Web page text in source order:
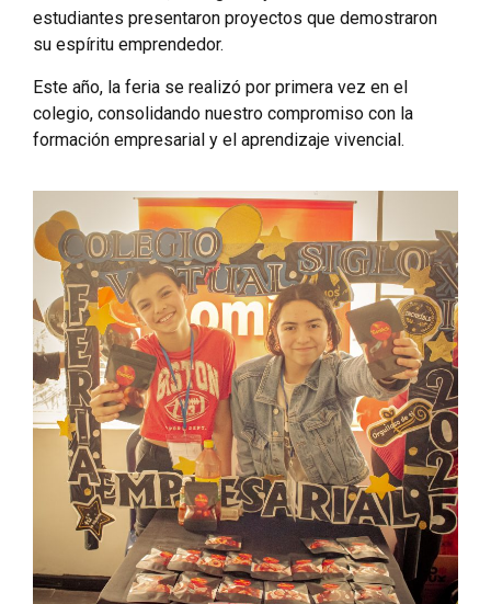
estudiantes presentaron proyectos que demostraron
su espíritu emprendedor.
Este año, la feria se realizó por primera vez en el
colegio, consolidando nuestro compromiso con la
formación empresarial y el aprendizaje vivencial.